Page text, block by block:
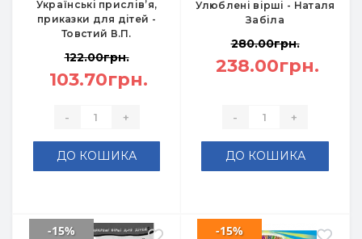
Українські прислів’я,
приказки для дітей -
Товстий В.П.
122.00грн.
103.70грн.
- +
ДО КОШИКА
Улюблені вірші - Наталя
Забіла
280.00грн.
238.00грн.
- +
ДО КОШИКА
-15% -15%